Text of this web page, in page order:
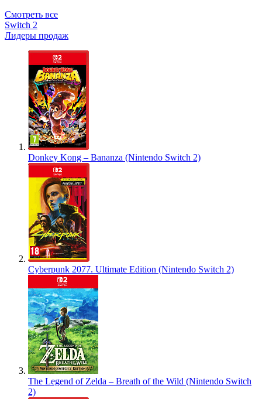
Смотреть все
Switch 2
Лидеры продаж
Donkey Kong – Bananza (Nintendo Switch 2)
Cyberpunk 2077. Ultimate Edition (Nintendo Switch 2)
The Legend of Zelda – Breath of the Wild (Nintendo Switch
2)